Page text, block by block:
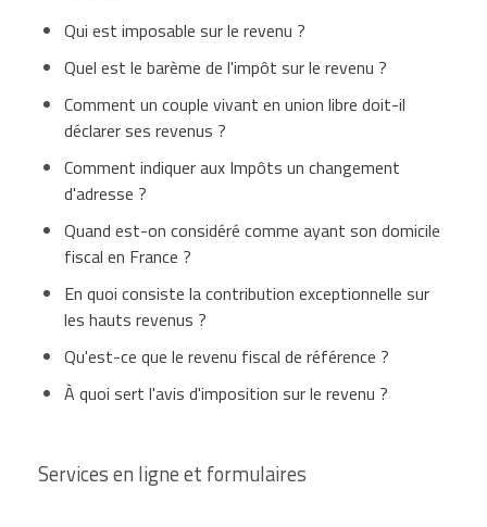
et résidence principale équipée d'un accès à
internet).
Même sivous déclarez pour la 1ère fois , votre
déclaration en ligne est préremplie des
Une aide en ligne vous guide pour faire votre
déclaration :
Vidéos d'aide accessibles dès la page
courantes)
(foire aux questions et vidéos), à la
Départementsn° 01 à 19
Mardi 24 mai
Départementsn° 20 à 49
(y compris les 2
Mardi 31 mai
974/976et non résidents
2016à minuit
Site internet :
https://cfspart.impots.gouv.fr/LoginMDP?
Qui est imposable sur le revenu ?
Quel est le barème de l'impôt sur le revenu ?
Comment un couple vivant en union libre doit-il
déclarer ses revenus ?
Comment indiquer aux Impôts un changement
d'adresse ?
Quand est-on considéré comme ayant son domicile
fiscal en France ?
En quoi consiste la contribution exceptionnelle sur
les hauts revenus ?
Qu'est-ce que le revenu fiscal de référence ?
À quoi sert l'avis d'imposition sur le revenu ?
Services en ligne et formulaires